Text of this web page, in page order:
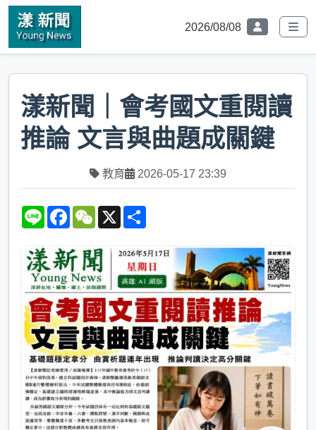
2026/08/08
漾新聞｜會考國文重閱讀
推論 文言與曲題成關鍵
教育 2026-05-17 23:39
L
F
b
o
o
k
W
h
a
t
X
e